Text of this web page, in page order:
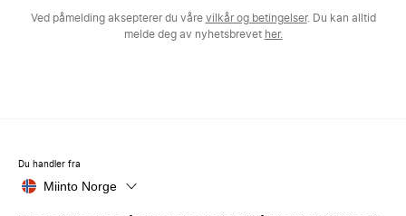
Ved påmelding aksepterer du våre vilkår og betingelser. Du kan alltid
melde deg av nyhetsbrevet her.
Du handler fra
Miinto Norge